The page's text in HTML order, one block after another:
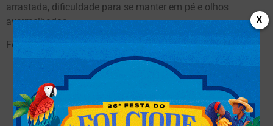
arrastada, dificuldade para se manter em pé e olhos
avermelhados.
Fonte: Campo Grande News
X